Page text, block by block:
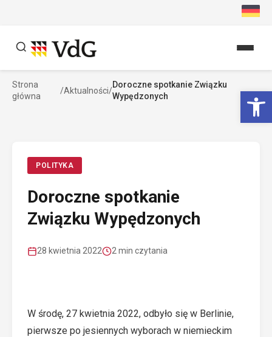
Szukaj
Strona
główna
/Aktualności/
Doroczne spotkanie Związku
Wypędzonych
POLITYKA
Doroczne spotkanie
Związku Wypędzonych
28 kwietnia 2022 2 min czytania
W środę, 27 kwietnia 2022, odbyło się w Berlinie,
pierwsze po jesiennych wyborach w niemieckim